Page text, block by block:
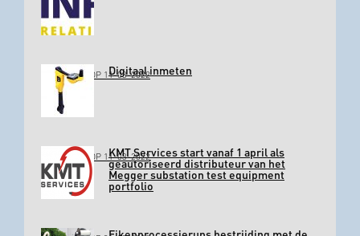
GEPLAATST OP 11-03-2022Digitaal inmeten
GEPLAATST OP 11-03-2022KMT Services start vanaf 1 april als
geautoriseerd distributeur van het
Megger substation test equipment
portfolio